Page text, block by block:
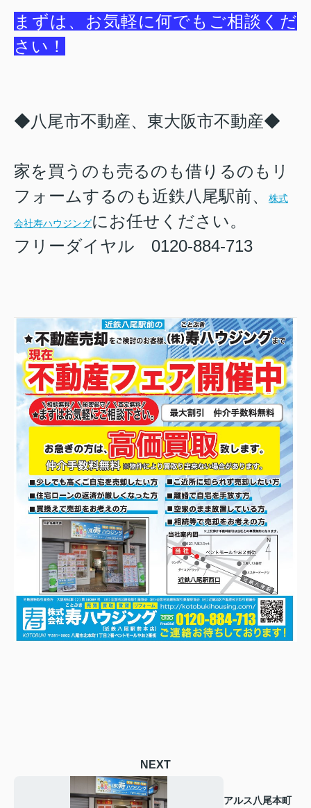
まずは、お気軽に何でもご相談くだ
さい！
◆八尾市不動産、東大阪市不動産◆
家を買うのも売るのも借りるのもリ
フォームするのも近鉄八尾駅前、
株式
会社寿ハウジングにお任せください。
フリーダイヤル 0120-884-713
NEXT
アルス八尾本町